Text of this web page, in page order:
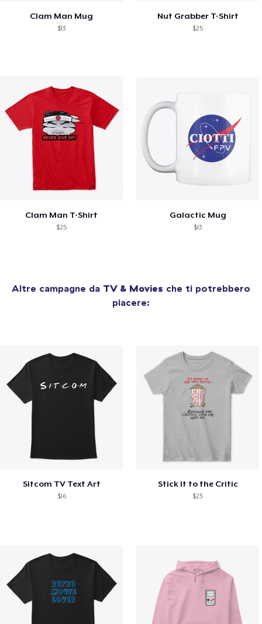
Clam Man Mug
$13
Nut Grabber T-Shirt
$25
Clam Man T-Shirt
$25
Galactic Mug
$13
Altre campagne da TV & Movies che ti potrebbero
piacere:
Sitcom TV Text Art
$16
Stick It to the Critic
$23